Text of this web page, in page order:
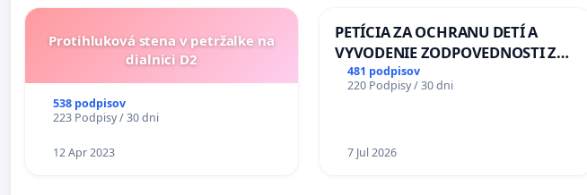
Protihluková stena v petržalke na
dialnici D2
538 podpisov
223 Podpisy / 30 dni
12 Apr 2023
PETÍCIA ZA OCHRANU DETÍ A
VYVODENIE ZODPOVEDNOSTI ZA
DLHOROČNÚ NEČINNOSŤ A
ZLYHANIE ŠTÁTU
481 podpisov
220 Podpisy / 30 dni
7 Jul 2026